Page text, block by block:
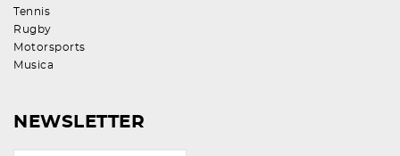
Tennis
Rugby
Motorsports
Musica
NEWSLETTER